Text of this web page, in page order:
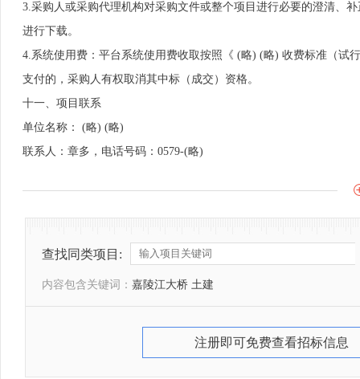
3.采购人或采购代理机构对采购文件或整个项目进行必要的澄清、
进行下载。
4.系统使用费：平台系统使用费收取按照《 (略) (略) 收费标准（试
支付的，采购人有权取消其中标（成交）资格。
十一、项目联系
单位名称： (略) (略)
联系人：章多，电话号码：0579-(略)
查找同类项目:
内容包含关键词： 嘉陵江大桥 土建
注册即可免费查看招标信息